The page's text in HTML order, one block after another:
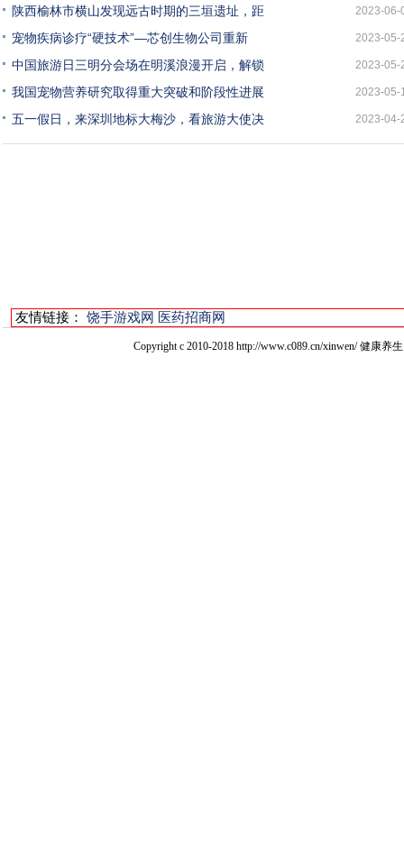
陕西榆林市横山发现远古时期的三垣遗址，距 2023-06-
宠物疾病诊疗“硬技术”—芯创生物公司重新 2023-05-
中国旅游日三明分会场在明溪浪漫开启，解锁 2023-05-
我国宠物营养研究取得重大突破和阶段性进展 2023-05-
五一假日，来深圳地标大梅沙，看旅游大使决 2023-04-
友情链接： 饶手游戏网 医药招商网
Copyright c 2010-2018 http://www.c089.cn/xinwen/ 健康